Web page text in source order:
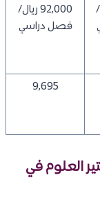
92,000 ريال/
فصل دراسي
9,695
العلوم في